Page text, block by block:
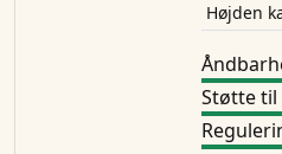
Højden
Støtte til